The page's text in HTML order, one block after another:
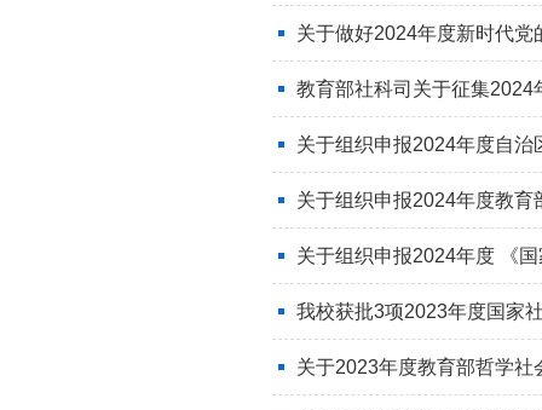
关于做好2024年度新时代
教育部社科司关于征集2024
关于组织申报2024年度自
关于组织申报2024年度教
关于组织申报2024年度 《
我校获批3项2023年度国家
关于2023年度教育部哲学